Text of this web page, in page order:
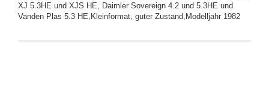
XJ 5.3HE und XJS HE, Daimler Sovereign 4.2 und 5.3HE und
Vanden Plas 5.3 HE,Kleinformat, guter Zustand,Modelljahr 1982